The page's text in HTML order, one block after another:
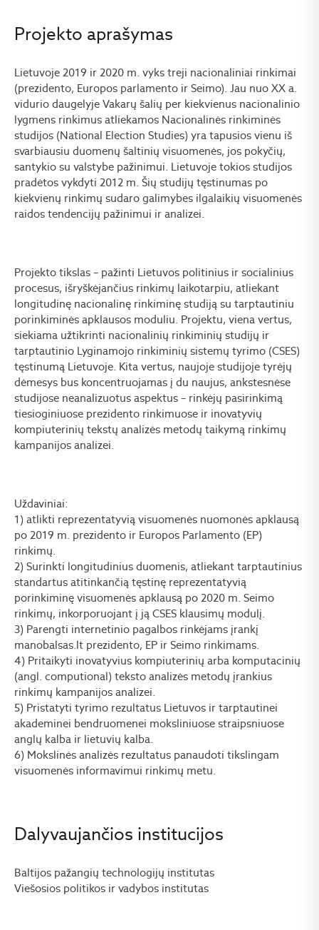
Projekto aprašymas
Lietuvoje 2019 ir 2020 m. vyks treji nacionaliniai rinkimai
(prezidento, Europos parlamento ir Seimo). Jau nuo XX a.
vidurio daugelyje Vakarų šalių per kiekvienus nacionalinio
lygmens rinkimus atliekamos Nacionalinės rinkiminės
studijos (National Election Studies) yra tapusios vienu iš
svarbiausiu duomenų šaltinių visuomenės, jos pokyčių,
santykio su valstybe pažinimui. Lietuvoje tokios studijos
pradėtos vykdyti 2012 m. Šių studijų tęstinumas po
kiekvienų rinkimų sudaro galimybes ilgalaikių visuomenės
raidos tendencijų pažinimui ir analizei.
Projekto tikslas – pažinti Lietuvos politinius ir socialinius
procesus, išryškėjančius rinkimų laikotarpiu, atliekant
longitudinę nacionalinę rinkiminę studiją su tarptautiniu
porinkiminės apklausos moduliu. Projektu, viena vertus,
siekiama užtikrinti nacionalinių rinkiminių studijų ir
tarptautinio Lyginamojo rinkiminių sistemų tyrimo (CSES)
tęstinumą Lietuvoje. Kita vertus, naujoje studijoje tyrėjų
dėmesys bus koncentruojamas į du naujus, ankstesnėse
studijose neanalizuotus aspektus – rinkėjų pasirinkimą
tiesioginiuose prezidento rinkimuose ir inovatyvių
kompiuterinių tekstų analizės metodų taikymą rinkimų
kampanijos analizei.
Uždaviniai:
1) atlikti reprezentatyvią visuomenės nuomonės apklausą
po 2019 m. prezidento ir Europos Parlamento (EP)
rinkimų.
2) Surinkti longitudinius duomenis, atliekant tarptautinius
standartus atitinkančią tęstinę reprezentatyvią
porinkiminę visuomenės apklausą po 2020 m. Seimo
rinkimų, inkorporuojant į ją CSES klausimų modulį.
3) Parengti internetinio pagalbos rinkėjams įrankį
manobalsas.lt prezidento, EP ir Seimo rinkimams.
4) Pritaikyti inovatyvius kompiuterinių arba komputacinių
(angl. computional) teksto analizės metodų įrankius
rinkimų kampanijos analizei.
5) Pristatyti tyrimo rezultatus Lietuvos ir tarptautinei
akademinei bendruomenei moksliniuose straipsniuose
anglų kalba ir lietuvių kalba.
6) Mokslinės analizės rezultatus panaudoti tikslingam
visuomenės informavimui rinkimų metu.
Dalyvaujančios institucijos
Baltijos pažangių technologijų institutas
Viešosios politikos ir vadybos institutas